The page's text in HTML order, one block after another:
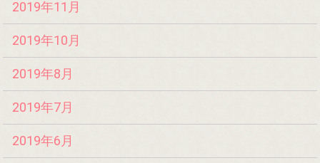
2019年11月
2019年10月
2019年8月
2019年7月
2019年6月